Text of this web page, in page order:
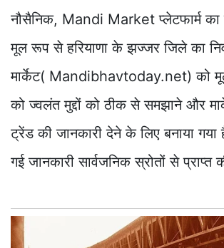
नौसैनिक, Mandi Market प्लेटफार्म
मूल रूप से हरियाणा के झज्जर जिले का
मार्केट( Mandibhavtoday.net) को
को ज्वलंत मुद्दों को ठीक से समझाने और
ट्रेंड की जानकारी देने के लिए बनाया गया
गई जानकारी सार्वजनिक स्रोतों से प्राप्त